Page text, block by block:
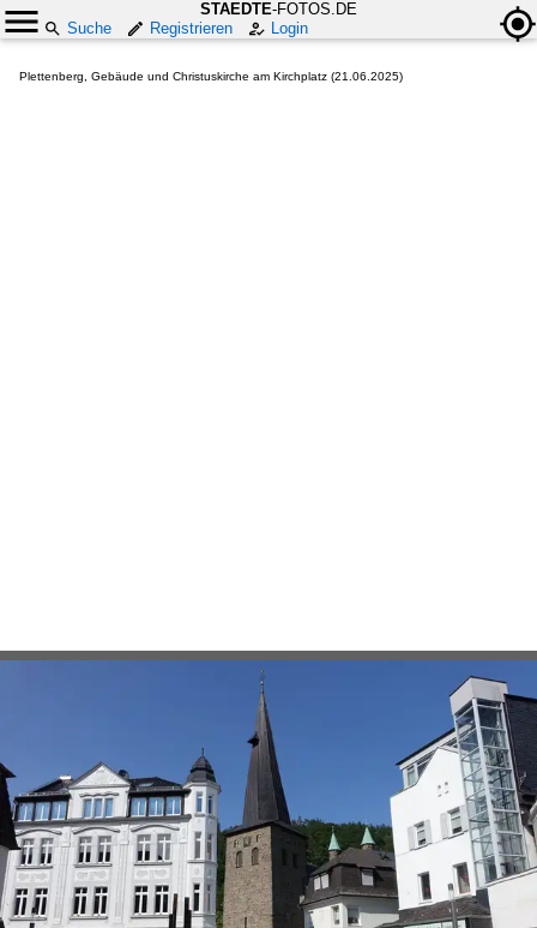
STAEDTE-FOTOS.DE
Suche
Registrieren Login
Plettenberg, Gebäude und Christuskirche am Kirchplatz (21.06.2025)